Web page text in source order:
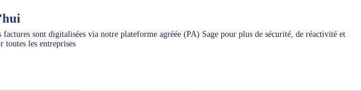
sont digitalisées via notre plateforme agréée (PA) Sage pour plus de sécurité, de réactivité et
toutes les entreprises